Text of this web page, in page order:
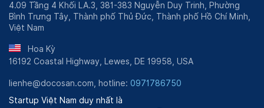
4.09 Tầng 4 Khối LA.3, 381-383 Nguyễn Duy Trinh, Phường
Bình Trưng Tây, Thành phố Thủ Đức, Thành phố Hồ Chí Minh,
Việt Nam
Hoa Kỳ
16192 Coastal Highway, Lewes, DE 19958, USA
lienhe@docosan.com, hotline: 0971786750
Startup Việt Nam duy nhất là